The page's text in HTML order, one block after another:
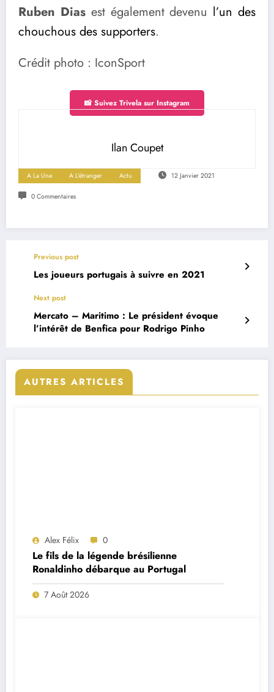
Ruben Diasest également devenu l’un des
chouchous des supporters.
Crédit photo : IconSport
📸 Suivez Trivela sur Instagram
Ilan Coupet
A La Une A L'étranger Actu 12 Janvier 2021
0 Commentaires
Previous post
Les joueurs portugais à suivre en 2021
Next post
Mercato – Maritimo : Le président évoque
l’intérêt de Benfica pour Rodrigo Pinho
AUTRES ARTICLES
Alex Félix 0
Le fils de la légende brésilienne
Ronaldinho débarque au Portugal
7 Août 2026